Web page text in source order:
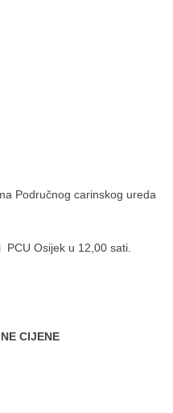
Područnog carinskog ureda
Osijek u 12,00 sati.
CIJENE